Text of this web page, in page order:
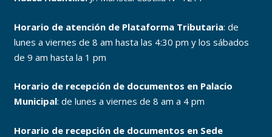
Horario de atención de Plataforma Tributaria: de
lunes a viernes de 8 am hasta las 4:30 pm y los sábados
de 9 am hasta la 1 pm
Horario de recepción de documentos en Palacio
Municipal: de lunes a viernes de 8 am a 4 pm
Horario de recepción de documentos en Sede